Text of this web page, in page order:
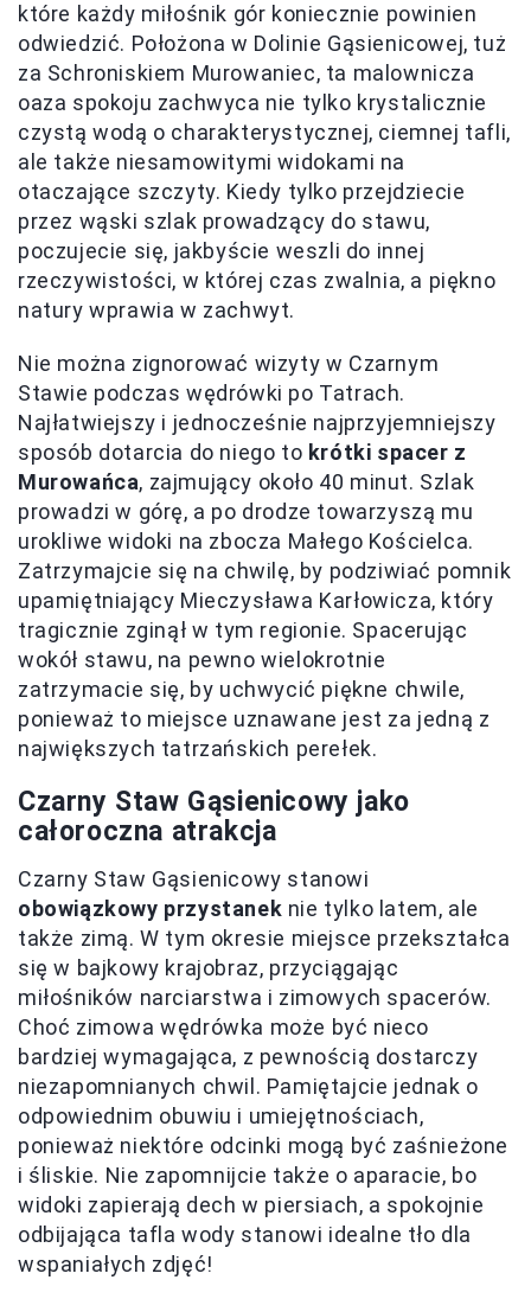
które każdy miłośnik gór koniecznie powinien
odwiedzić. Położona w Dolinie Gąsienicowej, tuż
za Schroniskiem Murowaniec, ta malownicza
oaza spokoju zachwyca nie tylko krystalicznie
czystą wodą o charakterystycznej, ciemnej tafli,
ale także niesamowitymi widokami na
otaczające szczyty. Kiedy tylko przejdziecie
przez wąski szlak prowadzący do stawu,
poczujecie się, jakbyście weszli do innej
rzeczywistości, w której czas zwalnia, a piękno
natury wprawia w zachwyt.
Nie można zignorować wizyty w Czarnym
Stawie podczas wędrówki po Tatrach.
Najłatwiejszy i jednocześnie najprzyjemniejszy
sposób dotarcia do niego to krótki spacer z
Murowańca, zajmujący około 40 minut. Szlak
prowadzi w górę, a po drodze towarzyszą mu
urokliwe widoki na zbocza Małego Kościelca.
Zatrzymajcie się na chwilę, by podziwiać pomnik
upamiętniający Mieczysława Karłowicza, który
tragicznie zginął w tym regionie. Spacerując
wokół stawu, na pewno wielokrotnie
zatrzymacie się, by uchwycić piękne chwile,
ponieważ to miejsce uznawane jest za jedną z
największych tatrzańskich perełek.
Czarny Staw Gąsienicowy jako
całoroczna atrakcja
Czarny Staw Gąsienicowy stanowi
obowiązkowy przystanek nie tylko latem, ale
także zimą. W tym okresie miejsce przekształca
się w bajkowy krajobraz, przyciągając
miłośników narciarstwa i zimowych spacerów.
Choć zimowa wędrówka może być nieco
bardziej wymagająca, z pewnością dostarczy
niezapomnianych chwil. Pamiętajcie jednak o
odpowiednim obuwiu i umiejętnościach,
ponieważ niektóre odcinki mogą być zaśnieżone
i śliskie. Nie zapomnijcie także o aparacie, bo
widoki zapierają dech w piersiach, a spokojnie
odbijająca tafla wody stanowi idealne tło dla
wspaniałych zdjęć!